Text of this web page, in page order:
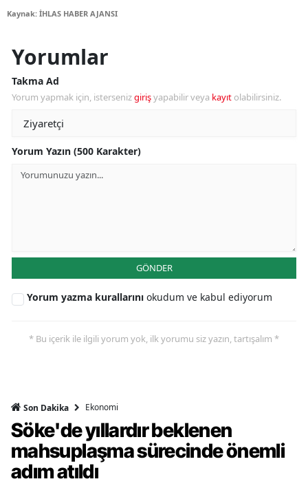
Kaynak: İHLAS HABER AJANSI
Yorumlar
Takma Ad
Yorum yapmak için, istersenizgirişyapabilir veya kayıt olabilirsiniz.
Yorum Yazın (500 Karakter)
GÖNDER
Yorum yazma kurallarını okudum ve kabul ediyorum
* Bu içerik ile ilgili yorum yok, ilk yorumu siz yazın, tartışalım *
Son Dakika Ekonomi
Söke'de yıllardır beklenen
mahsuplaşma sürecinde önemli
adım atıldı